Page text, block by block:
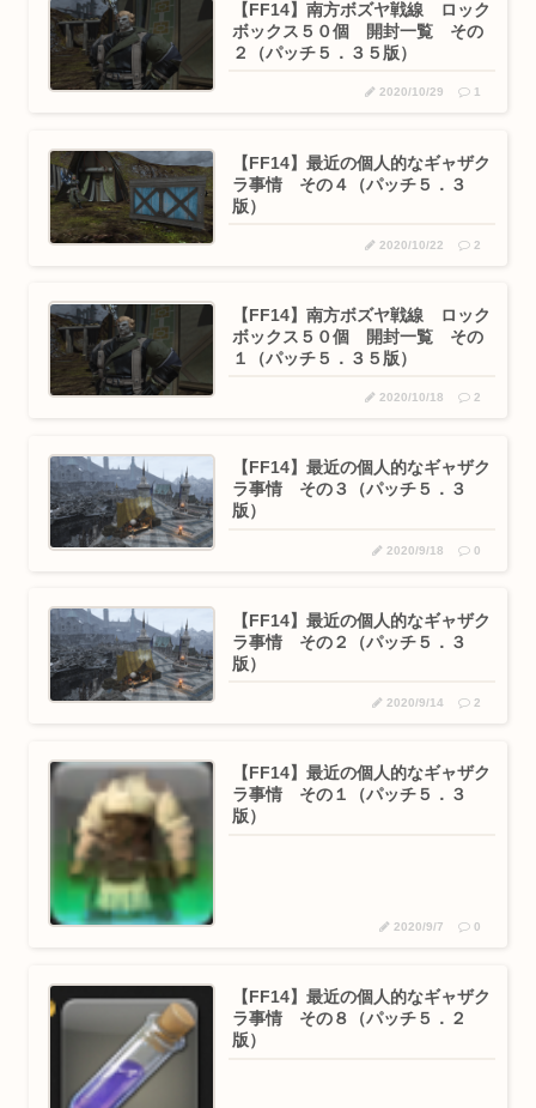
【FF14】南方ボズヤ戦線 ロック
ボックス５０個 開封一覧 その
２（パッチ５．３５版）
2020/10/29 1
【FF14】最近の個人的なギャザク
ラ事情 その４（パッチ５．３
版）
2020/10/22 2
【FF14】南方ボズヤ戦線 ロック
ボックス５０個 開封一覧 その
１（パッチ５．３５版）
2020/10/18 2
【FF14】最近の個人的なギャザク
ラ事情 その３（パッチ５．３
版）
2020/9/18 0
【FF14】最近の個人的なギャザク
ラ事情 その２（パッチ５．３
版）
2020/9/14 2
【FF14】最近の個人的なギャザク
ラ事情 その１（パッチ５．３
版）
2020/9/7 0
【FF14】最近の個人的なギャザク
ラ事情 その８（パッチ５．２
版）